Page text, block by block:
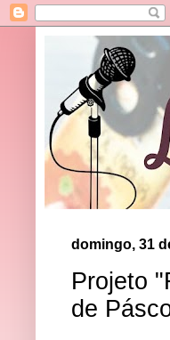
domingo, 31
Projeto
de